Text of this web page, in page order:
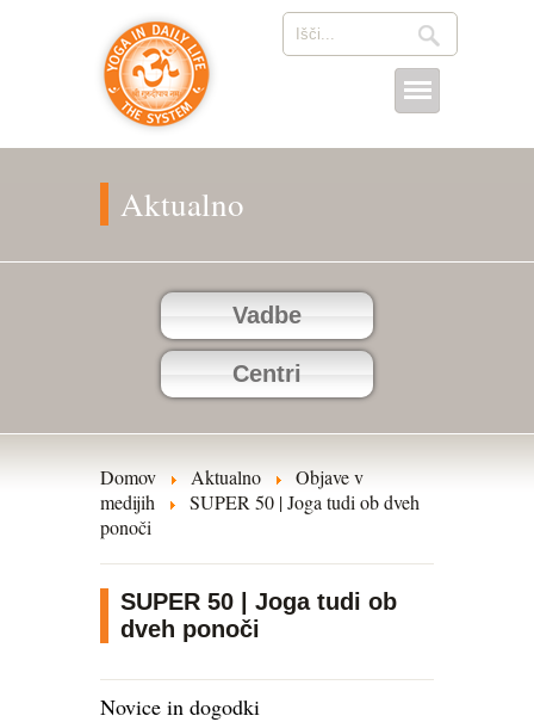
Aktualno
Vadbe
Centri
Domov Aktualno
Objave v
medijih
SUPER 50 | Joga tudi ob dveh
ponoči
SUPER 50 | Joga tudi ob
dveh ponoči
Novice in dogodki